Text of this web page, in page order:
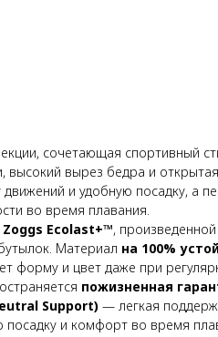
сочетающая спортивный
высокий вырез бедра и
и удобную посадку, а
во время плавания.
Zoggs Ecolast+™, произведенной
Материал на 100%
форму и цвет даже при
пожизненная
Support) — легкая
и комфорт во время